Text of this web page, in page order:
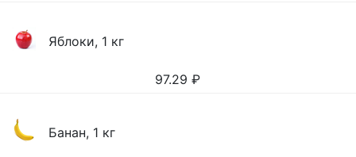
Яблоки, 1 кг
97.29 ₽
Банан, 1 кг